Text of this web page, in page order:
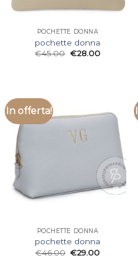
POCHETTE DONNA
pochette donna
€45.00 €28.00
In offerta!
POCHETTE DONNA
pochette donna
€46.00 €29.00